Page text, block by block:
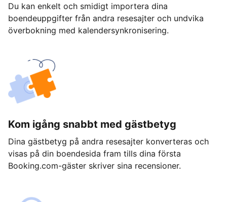
Du kan enkelt och smidigt importera dina
boendeuppgifter från andra resesajter och undvika
överbokning med kalendersynkronisering.
Kom igång snabbt med gästbetyg
Dina gästbetyg på andra resesajter konverteras och
visas på din boendesida fram tills dina första
Booking.com-gäster skriver sina recensioner.